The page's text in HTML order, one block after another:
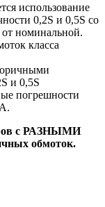
использование
0,2S и 0,5S со
номинальной.
класса
и 0,5S
погрешности
с РАЗНЫМИ
обмоток.